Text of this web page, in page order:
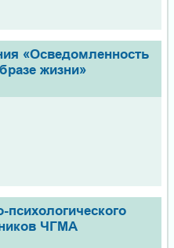
«Осведомленность
жизни»
ЧГМА